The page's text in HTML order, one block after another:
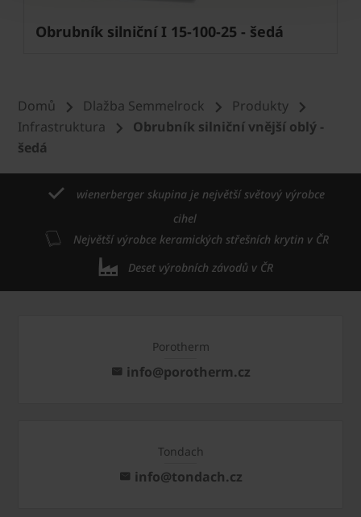
Obrubník silniční I 15-100-25 - šedá
Domů Dlažba Semmelrock
Produkty
Infrastruktura
Obrubník silniční vnější oblý -
šedá
wienerberger skupina je největší světový výrobce
cihel
Největší výrobce keramických střešních krytin v ČR
Deset výrobních závodů v ČR
Porotherm
info@porotherm.cz
Tondach
info@tondach.cz